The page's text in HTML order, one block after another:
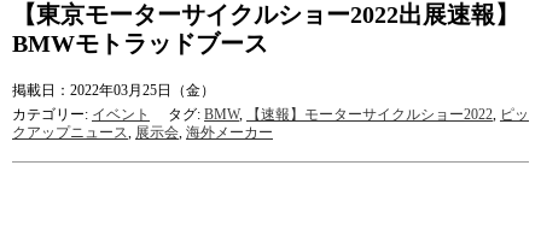
【東京モーターサイクルショー2022出展速報】
BMWモトラッドブース
掲載日：2022年03月25日（金）
カテゴリー: イベント タグ: BMW, 【速報】モーターサイクルショー2022, ピッ
クアップニュース, 展示会, 海外メーカー